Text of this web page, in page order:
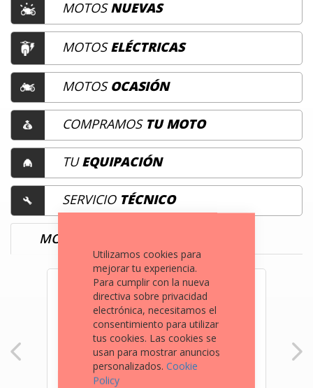
MOTOSNUEVAS
MOTOSELÉCTRICAS
MOTOS OCASIÓN
COMPRAMOS TU MOTO
TUEQUIPACIÓN
SERVICIO TÉCNICO
MOTOS DE
Utilizamos cookies para
mejorar tu experiencia.
Para cumplir con la nueva
directiva sobre privacidad
electrónica, necesitamos el
consentimiento para utilizar
tus cookies. Las cookies se
usan para mostrar anuncios
personalizados. Cookie
Policy